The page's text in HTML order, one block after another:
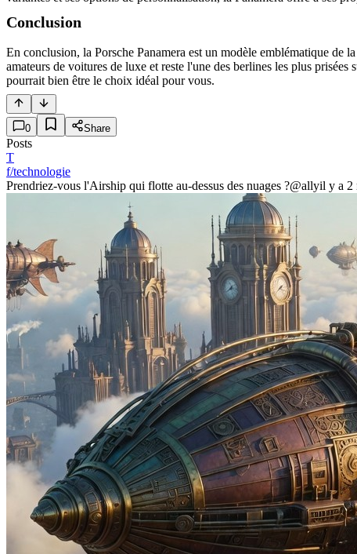
Conclusion
En conclusion, la Porsche Panamera est un modèle emblématique de
amateurs de voitures de luxe et reste l'une des berlines les plus
pourrait bien être le choix idéal pour vous.
0 Share
Posts
T
f/technologie
Prendriez-vous l'Airship qui flotte au-dessus des nuages ?@allyil y a 2